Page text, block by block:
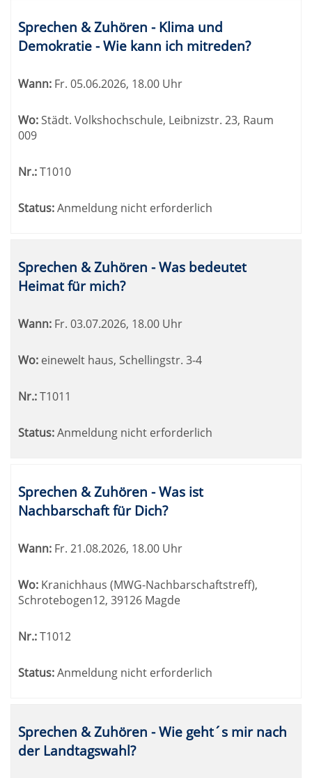
Sprechen & Zuhören - Klima und
Demokratie - Wie kann ich mitreden?
Wann: Fr. 05.06.2026, 18.00 Uhr
Wo:Städt. Volkshochschule, Leibnizstr. 23, Raum
009
Nr.:T1010
Status:Anmeldung nicht erforderlich
Sprechen & Zuhören - Was bedeutet
Heimat für mich?
Wann: Fr. 03.07.2026, 18.00 Uhr
Wo: einewelt haus, Schellingstr. 3-4
Nr.:T1011
Status:Anmeldung nicht erforderlich
Sprechen & Zuhören - Was ist
Nachbarschaft für Dich?
Wann: Fr. 21.08.2026, 18.00 Uhr
Wo: Kranichhaus (MWG-Nachbarschaftstreff),
Schrotebogen12, 39126 Magde
Nr.:T1012
Status:Anmeldung nicht erforderlich
Sprechen & Zuhören - Wie geht´s mir nach
der Landtagswahl?